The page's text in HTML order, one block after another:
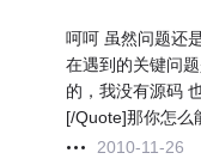
呵呵 虽然问题还
在遇到的关键问
的，我没有源码
[/Quote]那你怎么
2010-11-26